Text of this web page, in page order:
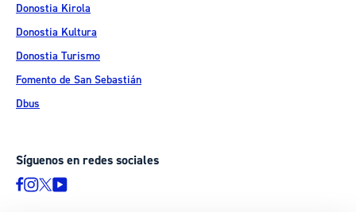
Donostia Kirola
Donostia Kultura
Donostia Turismo
Fomento de San Sebastián
Dbus
Síguenos en redes sociales